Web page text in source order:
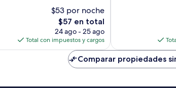
$53 por noche
El
precio
actual
es
$57
$57 en total
24 ago - 25 ago
Total con impuestos y cargos
Comparar propiedades